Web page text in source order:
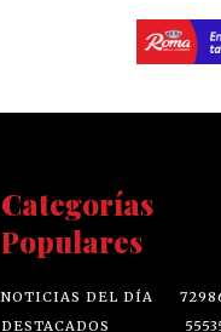
Categorías
Populares
NOTICIAS DEL DÍA
DESTACADOS